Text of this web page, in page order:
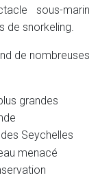
sous-marin
de snorkeling.
de nombreuses
grandes
Seychelles
menacé